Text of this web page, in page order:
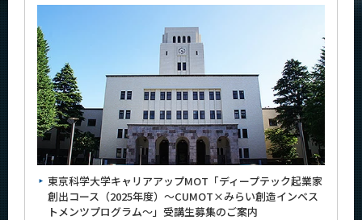
東京科学大学キャリアアップMOT「ディープテック起業家
創出コース（2025年度）～CUMOT×みらい創造インベス
トメンツプログラム～」受講生募集のご案内
未来
Future
入学案内
Admissions
技術経営専門職学位課程 / イノベーション科学系 News
News
News 一覧
カテゴリ別